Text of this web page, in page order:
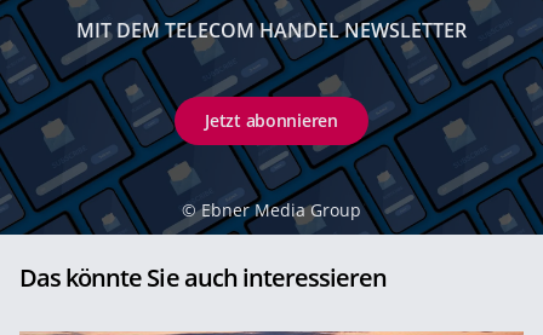
MIT DEM TELECOM HANDEL NEWSLETTER
Jetzt abonnieren
© Ebner Media Group
Das könnte Sie auch interessieren